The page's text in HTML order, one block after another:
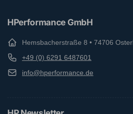
HPerformance GmbH
Hemsbacherstraße 8 • 74706
+49 (0) 6291 6487601
info@hperformance.de